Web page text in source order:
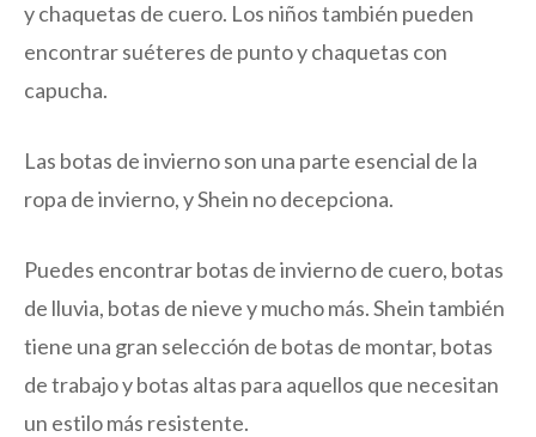
y chaquetas de cuero. Los niños también pueden
encontrar suéteres de punto y chaquetas con
capucha.
Las botas de invierno son una parte esencial de la
ropa de invierno, y Shein no decepciona.
Puedes encontrar botas de invierno de cuero, botas
de lluvia, botas de nieve y mucho más. Shein también
tiene una gran selección de botas de montar, botas
de trabajo y botas altas para aquellos que necesitan
un estilo más resistente.